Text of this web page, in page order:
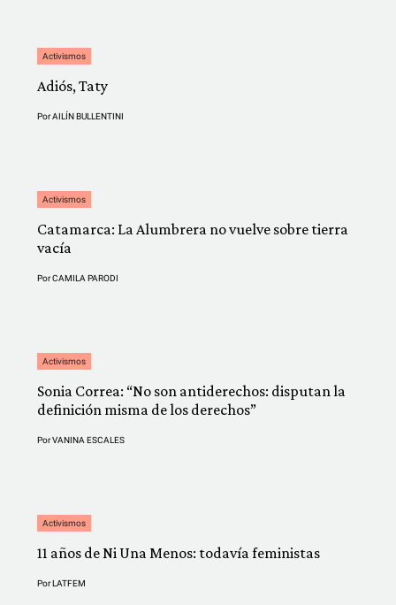
Activismos
Adiós, Taty
PorAILÍN BULLENTINI
Activismos
Catamarca: La Alumbrera no vuelve sobre tierra
vacía
PorCAMILA PARODI
Activismos
Sonia Correa: “No son antiderechos: disputan la
definición misma de los derechos”
PorVANINA ESCALES
Activismos
11 años de Ni Una Menos: todavía feministas
PorLATFEM